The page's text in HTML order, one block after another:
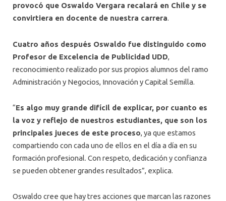
provocó que Oswaldo Vergara recalará en Chile y se
convirtiera en docente de nuestra carrera.
Cuatro años después Oswaldo fue distinguido como
Profesor de Excelencia de Publicidad UDD,
reconocimiento realizado por sus propios alumnos del ramo
Administración y Negocios, Innovación y Capital Semilla.
“Es algo muy grande difícil de explicar, por cuanto es
la voz y reflejo de nuestros estudiantes, que son los
principales jueces de este proceso, ya que estamos
compartiendo con cada uno de ellos en el día a día en su
formación profesional. Con respeto, dedicación y confianza
se pueden obtener grandes resultados”, explica.
Oswaldo cree que hay tres acciones que marcan las razones